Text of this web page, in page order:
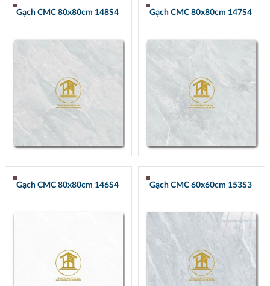
Gạch CMC 80x80cm 148S4 Gạch CMC 80x80cm 147S4
Gạch CMC 80x80cm 146S4 Gạch CMC 60x60cm 153S3